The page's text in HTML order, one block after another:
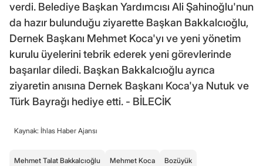
verdi. Belediye Başkan Yardımcısı Ali Şahinoğlu'nun
da hazır bulunduğu ziyarette Başkan Bakkalcıoğlu,
Dernek Başkanı Mehmet Koca'yı ve yeni yönetim
kurulu üyelerini tebrik ederek yeni görevlerinde
başarılar diledi. Başkan Bakkalcıoğlu ayrıca
ziyaretin anısına Dernek Başkanı Koca'ya Nutuk ve
Türk Bayrağı hediye etti. - BİLECİK
Kaynak: İhlas Haber Ajansı
Mehmet Talat Bakkalcıoğlu Mehmet Koca Bozüyük